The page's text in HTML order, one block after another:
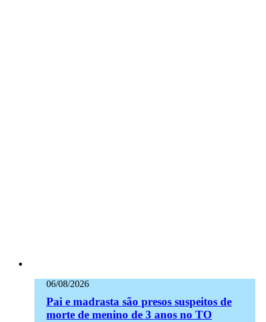
06/08/2026
Pai e madrasta são presos suspeitos de
morte de menino de 3 anos no TO